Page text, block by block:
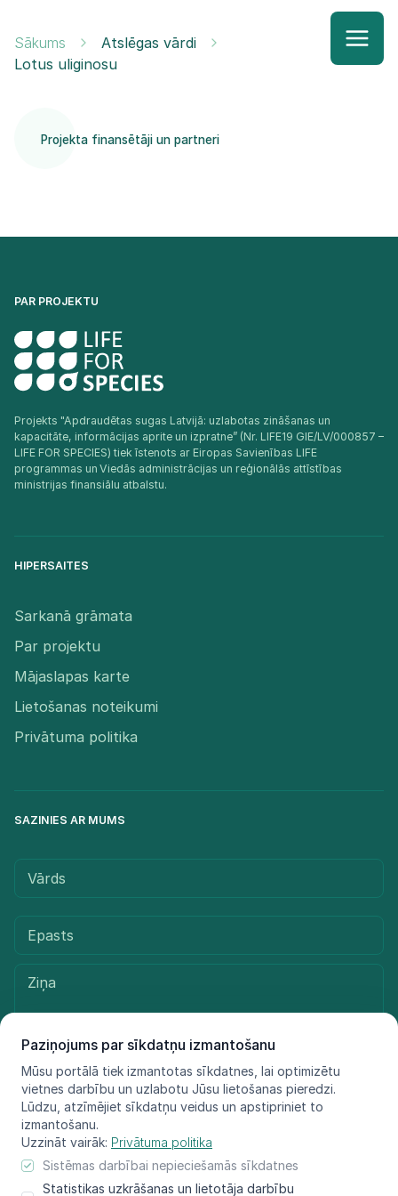
Paziņojums par sīkdatņu izmantošanu
Mūsu portālā tiek izmantotas sīkdatnes, lai optimizētu
vietnes darbību un uzlabotu Jūsu lietošanas pieredzi.
Lūdzu, atzīmējiet sīkdatņu veidus un apstipriniet to
izmantošanu.
Uzzināt vairāk: Privātuma politika
Sistēmas darbībai nepieciešamās sīkdatnes
Statistikas uzkrāšanas un lietotāja darbību
Sākums
Atslēgas vārdi
Lotus uliginosu
Projekta finansētāji un partneri
PAR PROJEKTU
Projekts "Apdraudētas sugas Latvijā: uzlabotas zināšanas un
kapacitāte, informācijas aprite un izpratne” (Nr. LIFE19 GIE/LV/000857 –
LIFE FOR SPECIES) tiek īstenots ar Eiropas Savienības LIFE
programmas un Viedās administrācijas un reģionālās attīstības
ministrijas finansiālu atbalstu.​
HIPERSAITES
Sarkanā grāmata
Par projektu
Mājaslapas karte
Lietošanas noteikumi
Privātuma politika
SAZINIES AR MUMS
Sūtīt ziņu
© LIFE FOR SPECIES, 2021 - 2025
Informācija atspoguļo tikai projekta LIFE FOR SPECIES īstenotāju